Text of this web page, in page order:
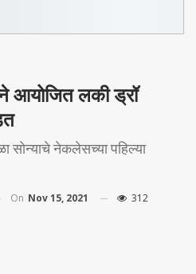
आयोजित लकी ड्रॉ
सोन्याचे नेकलेसच्या पहिल्या
On Nov 15, 2021 312